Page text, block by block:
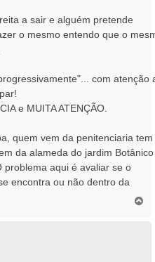
a sair e alguém pretende
o mesmo entendo que o
com atenção
e MUITA ATENÇÃO.
quem vem da penitenciaria tem
da alameda do jardim Botânico
problema aqui é avaliar se o
encontra ou não dentro da